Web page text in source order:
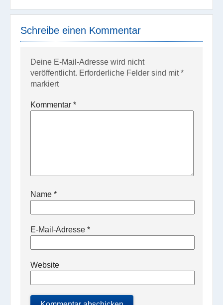
Schreibe einen Kommentar
Deine E-Mail-Adresse wird nicht
veröffentlicht. Erforderliche Felder sind mit*
markiert
Kommentar *
Name *
E-Mail-Adresse *
Website